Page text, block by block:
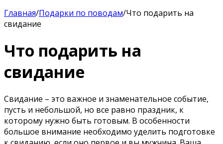
Главная/Подарки по поводам/Что подарить на
свидание
Что подарить на
свидание
Свидание – это важное и знаменательное событие,
пусть и небольшой, но все равно праздник, к
которому нужно быть готовым. В особенности
большое внимание необходимо уделить подготовке